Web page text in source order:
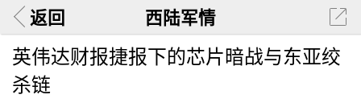
返回 西陆军情
英伟达财报捷报下的芯片暗战与东亚绞
杀链